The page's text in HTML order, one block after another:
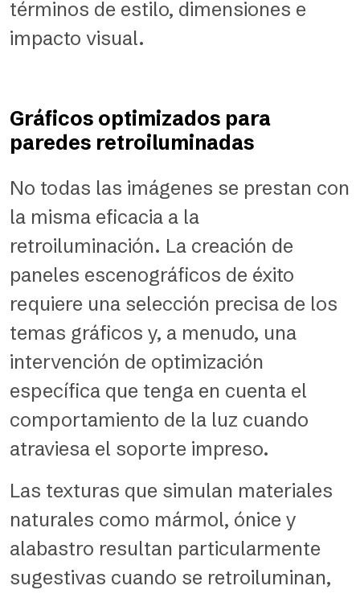
términos de estilo, dimensiones e
impacto visual.
Gráficos optimizados para
paredes retroiluminadas
No todas las imágenes se prestan con
la misma eficacia a la
retroiluminación. La creación de
paneles escenográficos de éxito
requiere una selección precisa de los
temas gráficos y, a menudo, una
intervención de optimización
específica que tenga en cuenta el
comportamiento de la luz cuando
atraviesa el soporte impreso.
Las texturas que simulan materiales
naturales como mármol, ónice y
alabastro resultan particularmente
sugestivas cuando se retroiluminan,